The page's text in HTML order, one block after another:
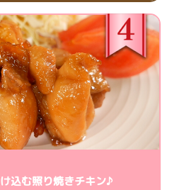
込む照り焼きチキン♪